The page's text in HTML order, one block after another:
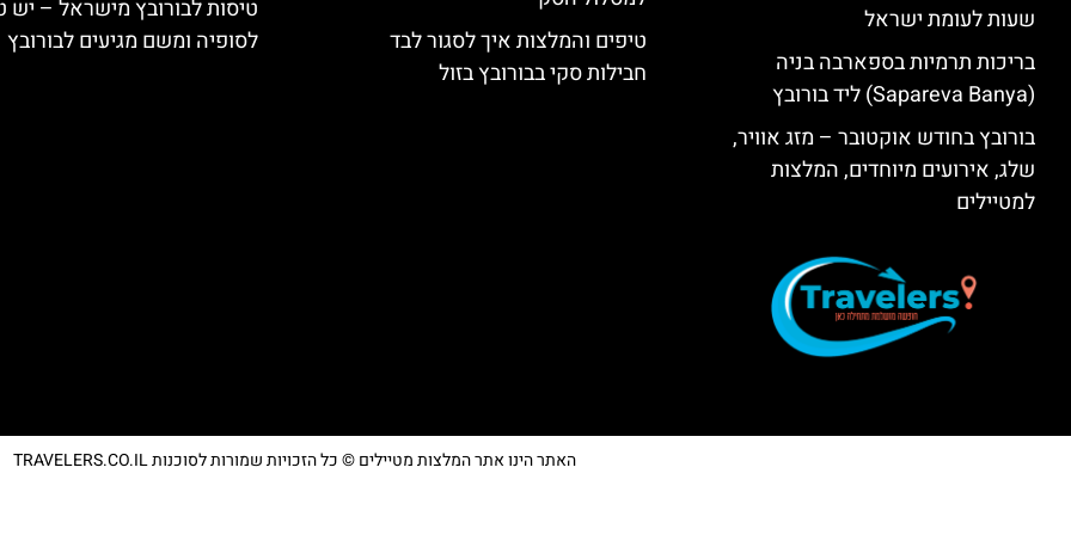
שעות לעומת ישראל
בריכות תרמיות בספארבה בניה
(Sapareva Banya) ליד בורובץ
בורובץ בחודש אוקטובר – מזג אוויר,
שלג, אירועים מיוחדים, המלצות
למטיילים
טיפים והמלצות איך לסגור לבד
חבילות סקי בבורובץ בזול
טיסות לבורובץ מישראל – יש
לסופיה ומשם מגיעים לבורובץ
האתר הינו אתר המלצות מטיילים © כל הזכויות שמורות לסוכנות TRAVELERS.CO.IL